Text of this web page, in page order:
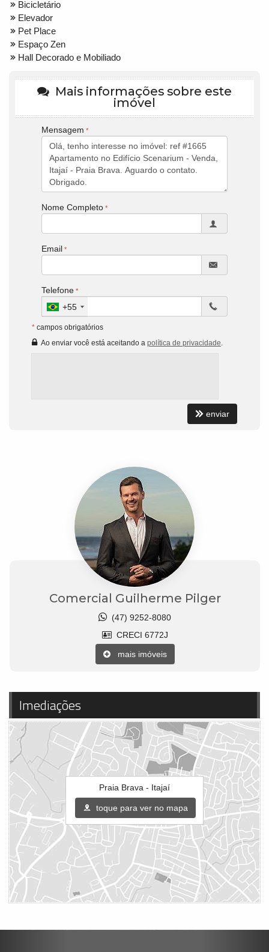
Bicicletário
Elevador
Pet Place
Espaço Zen
Hall Decorado e Mobiliado
Mais informações sobre este
imóvel
Mensagem
Nome Completo
Email
Telefone
+55
* campos obrigatórios
Ao enviar você está aceitando a política de privacidade.
enviar
Comercial Guilherme Pilger
(47) 9252-8080
CRECI 6772J
mais imóveis
Imediações
Praia Brava - Itajaí
toque para ver no mapa